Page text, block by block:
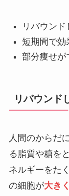
リバウンド
短期間で効
部分痩せが
リバウンド
人間のからだ
る脂質や糖を
ネルギーをた
の細胞が大き